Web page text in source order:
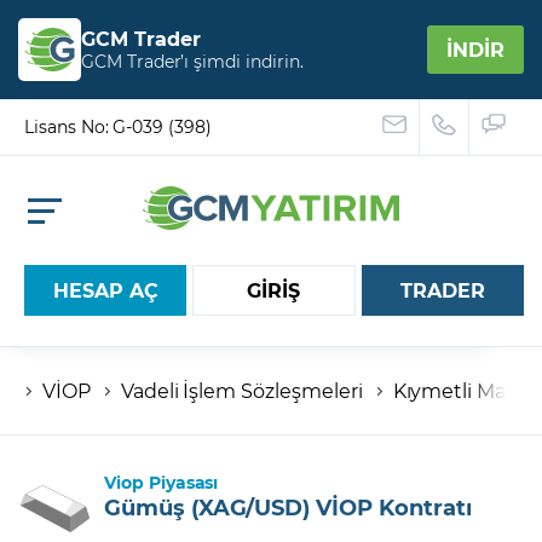
GCM Trader
GCM Trader’ı şimdi indirin. İNDİR
Lisans No: G-039 (398)
HESAP AÇ GİRİŞ
Hesap numaranız
TRADER
VİOP Vadeli İşlem Sözleşmeleri Kıymetli
Viop Piyasası
Gümüş (XAG/USD) VİOP Kontratı